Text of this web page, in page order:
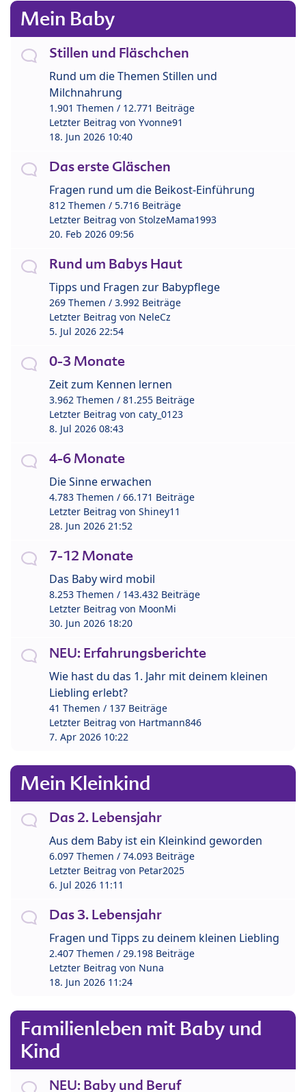
Mein Baby
Stillen und Fläschchen
Rund um die Themen Stillen und
Milchnahrung
1.901 Themen / 12.771 Beiträge
Letzter Beitrag von Yvonne91
18. Jun 2026 10:40
Das erste Gläschen
Fragen rund um die Beikost-Einführung
812 Themen / 5.716 Beiträge
Letzter Beitrag von StolzeMama1993
20. Feb 2026 09:56
Rund um Babys Haut
Tipps und Fragen zur Babypflege
269 Themen / 3.992 Beiträge
Letzter Beitrag von NeleCz
5. Jul 2026 22:54
0-3 Monate
Zeit zum Kennen lernen
3.962 Themen / 81.255 Beiträge
Letzter Beitrag von caty_0123
8. Jul 2026 08:43
4-6 Monate
Die Sinne erwachen
4.783 Themen / 66.171 Beiträge
Letzter Beitrag von Shiney11
28. Jun 2026 21:52
7-12 Monate
Das Baby wird mobil
8.253 Themen / 143.432 Beiträge
Letzter Beitrag von MoonMi
30. Jun 2026 18:20
NEU: Erfahrungsberichte
Wie hast du das 1. Jahr mit deinem kleinen
Liebling erlebt?
41 Themen / 137 Beiträge
Letzter Beitrag von Hartmann846
7. Apr 2026 10:22
Mein Kleinkind
Das 2. Lebensjahr
Aus dem Baby ist ein Kleinkind geworden
6.097 Themen / 74.093 Beiträge
Letzter Beitrag von Petar2025
6. Jul 2026 11:11
Das 3. Lebensjahr
Fragen und Tipps zu deinem kleinen Liebling
2.407 Themen / 29.198 Beiträge
Letzter Beitrag von Nuna
18. Jun 2026 11:24
Familienleben mit Baby und
Kind
NEU: Baby und Beruf